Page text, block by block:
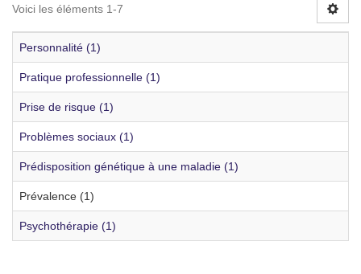
Voici les éléments 1-7
Personnalité (1)
Pratique professionnelle (1)
Prise de risque (1)
Problèmes sociaux (1)
Prédisposition génétique à une maladie (1)
Prévalence (1)
Psychothérapie (1)